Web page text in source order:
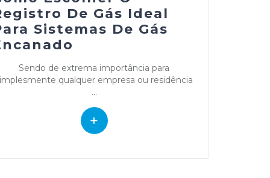
De Gás Ideal
Sistemas De Gás
Sendo de extrema importância para
qualquer empresa ou residência
...
+